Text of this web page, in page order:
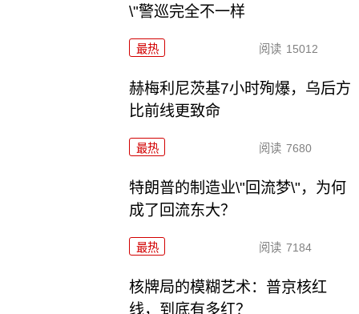
\"警巡完全不一样
最热 阅读 15012
赫梅利尼茨基7小时殉爆，乌后方
比前线更致命
最热 阅读 7680
特朗普的制造业\"回流梦\"，为何
成了回流东大？
最热 阅读 7184
核牌局的模糊艺术：普京核红
线，到底有多红？